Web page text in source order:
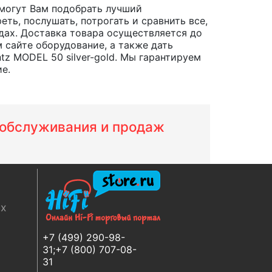
Вам подобрать лучший
послушать, потрогать и сравнить все,
Доставка товара осуществляется до
оборудование, а также дать
MODEL 50 silver-gold. Мы гарантируем
и продаж
+7 (499) 290-98-
31;+7 (800) 707-08-
31